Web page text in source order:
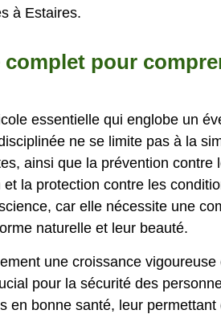
à Estaires.
pour
essentielle qui englobe un
ne se limite pas à la
ainsi que la prévention
la protection contre les
car elle nécessite une
naturelle et leur beauté.
une croissance
pour la sécurité des
en bonne santé, leur